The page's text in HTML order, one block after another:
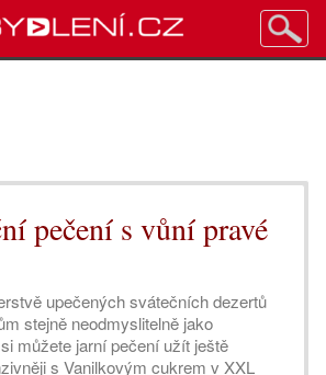
pečení s vůní pravé
upečených svátečních dezertů
stejně neodmyslitelně jako
můžete jarní pečení užít ještě
s Vanilkovým cukrem v XXL